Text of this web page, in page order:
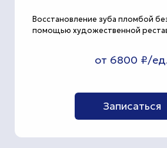
Восстановление зуба пломбой
помощью художественной
от 6800 ₽/
Записаться